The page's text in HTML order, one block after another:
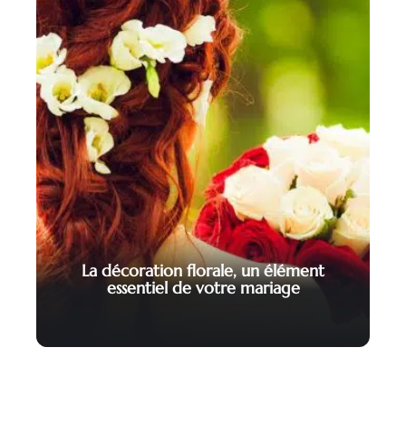
La décoration florale, un élément
essentiel de votre mariage